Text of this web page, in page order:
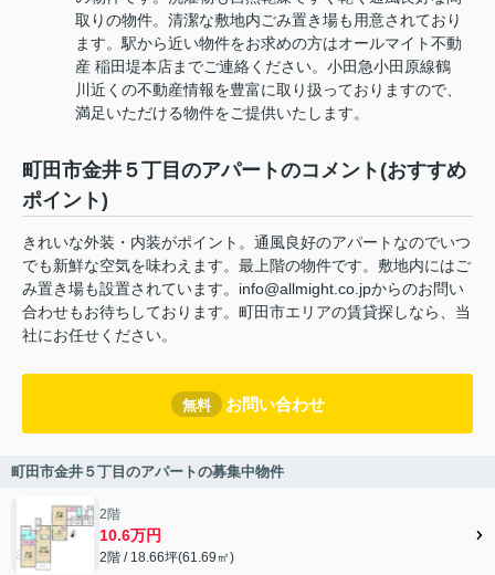
取りの物件。清潔な敷地内ごみ置き場も用意されており
ます。駅から近い物件をお求めの方はオールマイト不動
産 稲田堤本店までご連絡ください。小田急小田原線鶴
川近くの不動産情報を豊富に取り扱っておりますので、
満足いただける物件をご提供いたします。
町田市金井５丁目のアパートのコメント(おすすめ
ポイント)
きれいな外装・内装がポイント。通風良好のアパートなのでいつ
でも新鮮な空気を味わえます。最上階の物件です。敷地内にはご
み置き場も設置されています。info@allmight.co.jpからのお問い
合わせもお待ちしております。町田市エリアの賃貸探しなら、当
社にお任せください。
無料 お問い合わせ
町田市金井５丁目のアパートの募集中物件
2階
10.6万円
2階 / 18.66坪(61.69㎡)